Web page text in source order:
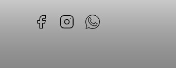
Facebook Instagram